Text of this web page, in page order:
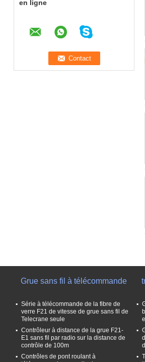
en ligne
Grue sans fil à télécommande
Série à télécommande de la fibre de
verre F21 de vitesse de grue sans fil de
Telecrane seule
Contrôleur à distance de la grue F21-
E1 sans fil par radio sur la distance de
contrôle de 100m
Contrôles de pont roulant à